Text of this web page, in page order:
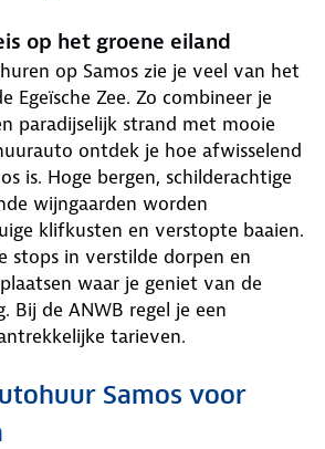
op het groene eiland
op Samos zie je veel van het
Egeïsche Zee. Zo combineer je
paradijselijk strand met mooie
ontdek je hoe afwisselend
is. Hoge bergen, schilderachtige
wijngaarden worden
klifkusten en verstopte baaien.
stops in verstilde dorpen en
waar je geniet van de
Bij de ANWB regel je een
tarieven.
Samos voor